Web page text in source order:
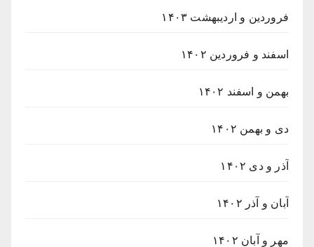
فروردین و اردیبهشت ۱۴۰۳
اسفند و فروردین ۱۴۰۲
بهمن و اسفند ۱۴۰۲
دی و بهمن ۱۴۰۲
آذر و دی ۱۴۰۲
آبان و آذر ۱۴۰۲
مهر و آبان ۱۴۰۲